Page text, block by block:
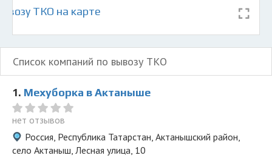
ТКО на карте
Список компаний по вывозу ТКО
1. Мехуборка в Актаныше
нет отзывов
Россия, Республика Татарстан, Актанышский район,
село Актаныш, Лесная улица, 10